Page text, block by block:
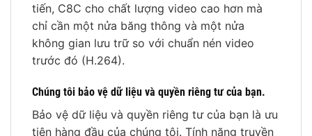
tiến, C8C cho chất lượng video cao hơn mà
chỉ cần một nửa băng thông và một nửa
không gian lưu trữ so với chuẩn nén video
trước đó (H.264).
Chúng tôi bảo vệ dữ liệu và quyền riêng tư của bạn.
Bảo vệ dữ liệu và quyền riêng tư của bạn là ưu
tiên hàng đầu của chúng tôi. Tính năng truyền